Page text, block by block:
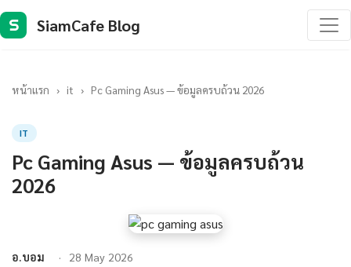
S SiamCafe Blog
หน้าแรก › it › Pc Gaming Asus — ข้อมูลครบถ้วน 2026
IT
Pc Gaming Asus — ข้อมูลครบถ้วน
2026
อ.บอม 28 May 2026